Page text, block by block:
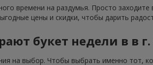
времени на раздумья. Просто
цены и скидки, чтобы дарить
букет недели в в
на выбор. Чтобы выбрать именно тот,